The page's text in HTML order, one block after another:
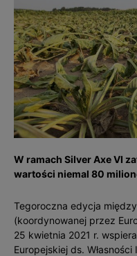
W ramach Silver Axe VI
wartości niemal 80
Tegoroczna edycja
(koordynowanej przez
25 kwietnia 2021 r.
Europejskiej ds.